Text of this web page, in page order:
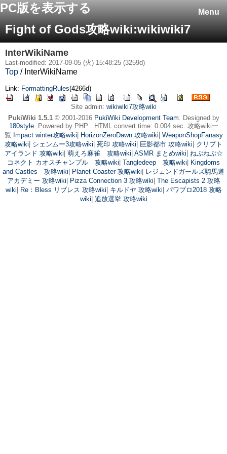
Menu
PC版を表示する
Fight of Gods攻略wiki:wikiwiki7
InterWikiName
Last-modified: 2017-09-05 (火) 15:48:25 (3259d)
Top / InterWikiName
Link: FormattingRules(4266d)
Site admin: wikiwiki7攻略wiki
PukiWiki 1.5.1© 2001-2016 PukiWiki Development Team. Designed by
180style. Powered by PHP . HTML convert time: 0.004 sec. 攻略wiki一
覧: Impact winter攻略wiki HorizonZeroDawn 攻略wiki WeaponShopFanasy
攻略wiki シェンムー3攻略wiki 死印 攻略wiki 巨影都市 攻略wiki クリプト
アイランド 攻略wiki 萌えろ麻雀 攻略wiki ASMR まとめwiki ねぷねぷ☆
コネクト カオスチャンプル 攻略wiki Tangledeep 攻略wiki
Kingdoms
and Castles 攻略wiki
Planet Coaster 攻略wiki
レジェンドガールズ騎馬道
アカデミー 攻略wiki
Pizza Connection 3 攻略wiki The Escapists 2 攻略
wiki
Re：Bless リブレス 攻略wiki キルドヤ 攻略wiki パワプロ2018 攻略
wiki 追放選挙 攻略wiki